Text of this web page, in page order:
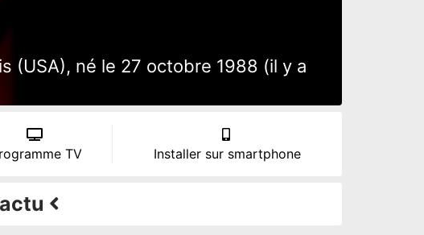
(USA), né le 27 octobre 1988 (il y a
TV Installer sur smartphone